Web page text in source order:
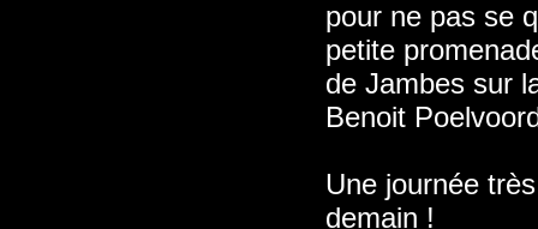
pour ne pas se
petite
de Jambes sur
Benoit
Une journée
demain !